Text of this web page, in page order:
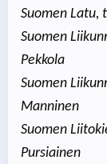
Suomen Latu,
Suomen
Pekkola
Suomen
Manninen
Suomen
Pursiainen